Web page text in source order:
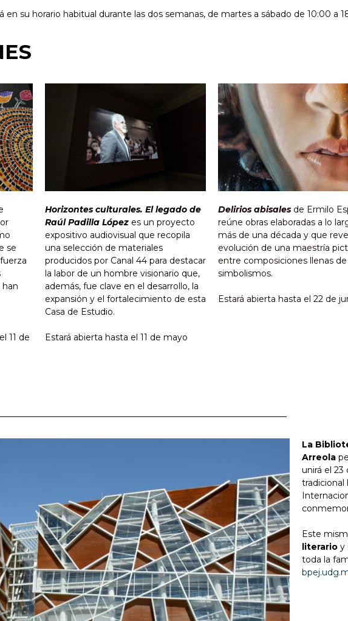
en su horario habitual durante las dos semanas, de martes a sábado de 10:00 a
se
han
11 de
Horizontes culturales. El legado de
Raúl Padilla López es un proyecto
expositivo audiovisual que recopila
una selección de materiales
producidos por Canal 44 para destacar
la labor de un hombre visionario que,
además, fue clave en el desarrollo, la
expansión y el fortalecimiento de esta
Casa de Estudio.
Estará abierta hasta el 11 de mayo
Delirios abisales de Ermilo
reúne obras elaboradas a lo
más de una década y que
evolución de una maestría
entre composiciones llenas de
simbolismos.
Estará abierta hasta el 22 de
La
Arreola
unirá el 23
tradicional
Este
literario y
toda la